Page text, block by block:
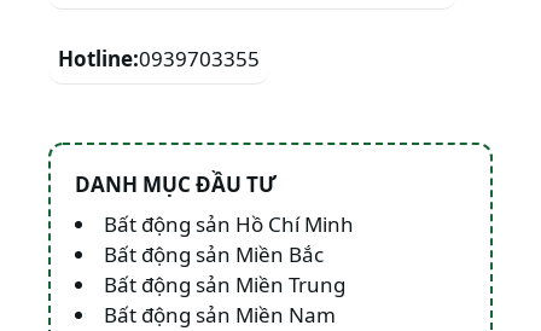
Hotline:0939703355
DANH MỤC ĐẦU TƯ
Bất động sản Hồ Chí Minh
Bất động sản Miền Bắc
Bất động sản Miền Trung
Bất động sản Miền Nam